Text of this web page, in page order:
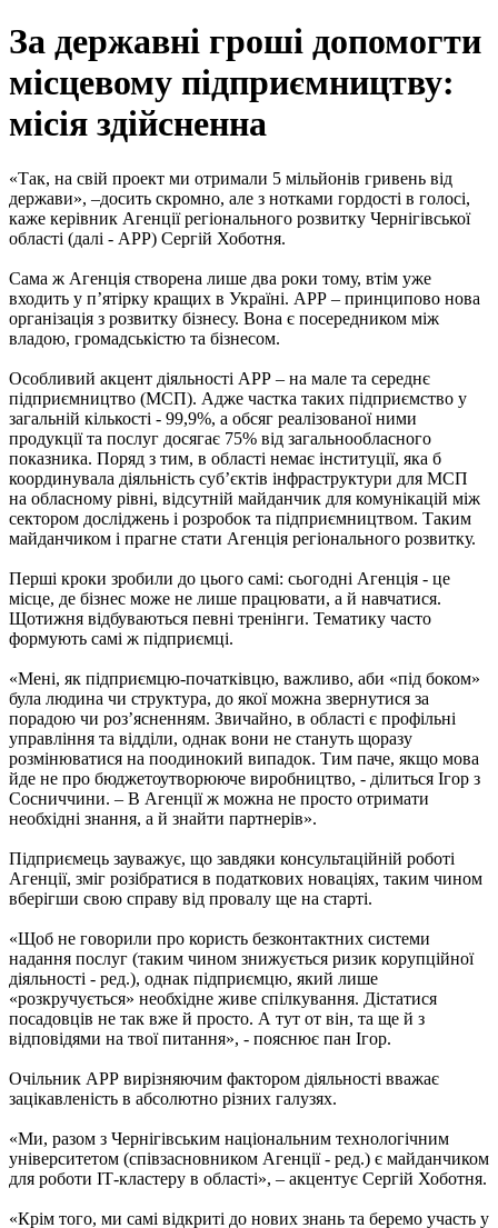
За державні гроші допомогти
місцевому підприємництву:
місія здійсненна
«Так, на свій проект ми отримали 5 мільйонів гривень від
держави», –досить скромно, але з нотками гордості в голосі,
каже керівник Агенції регіонального розвитку Чернігівської
області (далі - АРР) Сергій Хоботня.
Сама ж Агенція створена лише два роки тому, втім уже
входить у п’ятірку кращих в Україні. АРР – принципово нова
організація з розвитку бізнесу. Вона є посередником між
владою, громадськістю та бізнесом.
Особливий акцент діяльності АРР – на мале та середнє
підприємництво (МСП). Адже частка таких підприємство у
загальній кількості - 99,9%, а обсяг реалізованої ними
продукції та послуг досягає 75% від загальнообласного
показника. Поряд з тим, в області немає інституції, яка б
координувала діяльність суб’єктів інфраструктури для МСП
на обласному рівні, відсутній майданчик для комунікацій між
сектором досліджень і розробок та підприємництвом. Таким
майданчиком і прагне стати Агенція регіонального розвитку.
Перші кроки зробили до цього самі: сьогодні Агенція - це
місце, де бізнес може не лише працювати, а й навчатися.
Щотижня відбуваються певні тренінги. Тематику часто
формують самі ж підприємці.
«Мені, як підприємцю-початківцю, важливо, аби «під боком»
була людина чи структура, до якої можна звернутися за
порадою чи роз’ясненням. Звичайно, в області є профільні
управління та відділи, однак вони не стануть щоразу
розмінюватися на поодинокий випадок. Тим паче, якщо мова
йде не про бюджетоутворююче виробництво, - ділиться Ігор з
Сосниччини. – В Агенції ж можна не просто отримати
необхідні знання, а й знайти партнерів».
Підприємець зауважує, що завдяки консультаційній роботі
Агенції, зміг розібратися в податкових новаціях, таким чином
вберігши свою справу від провалу ще на старті.
«Щоб не говорили про користь безконтактних системи
надання послуг (таким чином знижується ризик корупційної
діяльності - ред.), однак підприємцю, який лише
«розкручується» необхідне живе спілкування. Дістатися
посадовців не так вже й просто. А тут от він, та ще й з
відповідями на твої питання», - пояснює пан Ігор.
Очільник АРР вирізняючим фактором діяльності вважає
зацікавленість в абсолютно різних галузях.
«Ми, разом з Чернігівським національним технологічним
університетом (співзасновником Агенції - ред.) є майданчиком
для роботи ІТ-кластеру в області», – акцентує Сергій Хоботня.
«Крім того, ми самі відкриті до нових знань та беремо участь у